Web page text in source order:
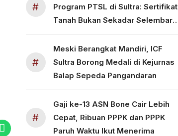
#
Program PTSL di Sultra: Sertifikat
Tanah Bukan Sekadar Selembar
#
Meski Berangkat Mandiri, ICF
Sultra Borong Medali di Kejurnas
Balap Sepeda Pangandaran
#
Gaji ke-13 ASN Bone Cair Lebih
Cepat, Ribuan PPPK dan PPPK
Paruh Waktu Ikut Menerima